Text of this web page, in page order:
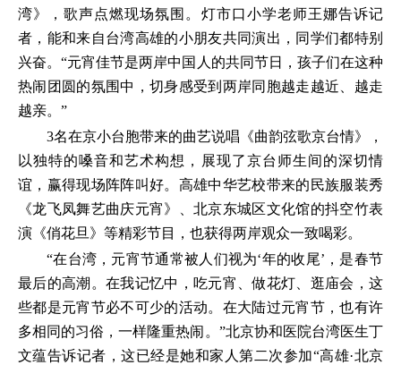
湾》，歌声点燃现场氛围。灯市口小学老师王娜告诉记
者，能和来自台湾高雄的小朋友共同演出，同学们都特别
兴奋。“元宵佳节是两岸中国人的共同节日，孩子们在这种
热闹团圆的氛围中，切身感受到两岸同胞越走越近、越走
越亲。”
3名在京小台胞带来的曲艺说唱《曲韵弦歌京台情》，
以独特的嗓音和艺术构想，展现了京台师生间的深切情
谊，赢得现场阵阵叫好。高雄中华艺校带来的民族服装秀
《龙飞凤舞艺曲庆元宵》、北京东城区文化馆的抖空竹表
演《俏花旦》等精彩节目，也获得两岸观众一致喝彩。
“在台湾，元宵节通常被人们视为‘年的收尾’，是春节
最后的高潮。在我记忆中，吃元宵、做花灯、逛庙会，这
些都是元宵节必不可少的活动。在大陆过元宵节，也有许
多相同的习俗，一样隆重热闹。”北京协和医院台湾医生丁
文蕴告诉记者，这已经是她和家人第二次参加“高雄·北京